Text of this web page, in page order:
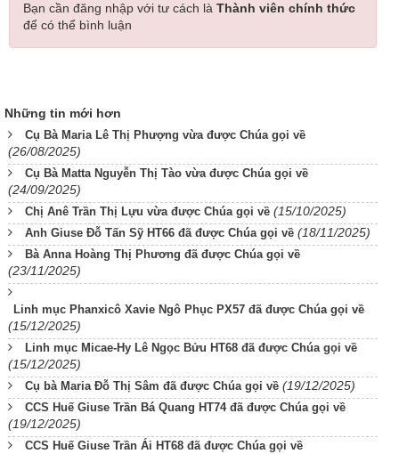
Bạn cần đăng nhập với tư cách là Thành viên chính thức
để có thể bình luận
Những tin mới hơn
Cụ Bà Maria Lê Thị Phượng vừa được Chúa gọi về
(26/08/2025)
Cụ Bà Matta Nguyễn Thị Tào vừa được Chúa gọi về
(24/09/2025)
Chị Anê Trần Thị Lựu vừa được Chúa gọi về (15/10/2025)
Anh Giuse Đỗ Tấn Sỹ HT66 đã được Chúa gọi về (18/11/2025)
Bà Anna Hoàng Thị Phương đã được Chúa gọi về
(23/11/2025)
Linh mục Phanxicô Xavie Ngô Phục PX57 đã được Chúa gọi về
(15/12/2025)
Linh mục Micae-Hy Lê Ngọc Bửu HT68 đã được Chúa gọi về
(15/12/2025)
Cụ bà Maria Đỗ Thị Sâm đã được Chúa gọi về (19/12/2025)
CCS Huế Giuse Trần Bá Quang HT74 đã được Chúa gọi về
(19/12/2025)
CCS Huế Giuse Trần Ái HT68 đã được Chúa gọi về